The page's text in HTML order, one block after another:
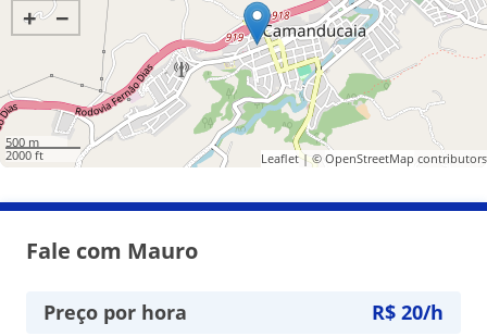
+ −
500 m
2000 ft
Leaflet| © OpenStreetMap contributors
Fale com Mauro
Preço por hora R$ 20/h